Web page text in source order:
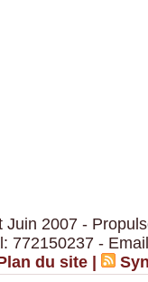
Juin 2007 -
772150237 -
du site